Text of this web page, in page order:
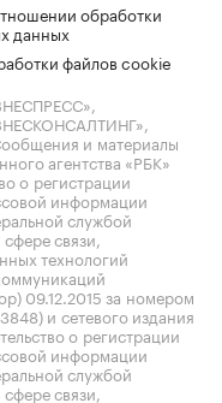
обработки
данных
файлов cookie
и материалы
агентства «РБК»
о регистрации
информации
службой
связи,
технологий
09.12.2015 за номером
и сетевого издания
о регистрации
информации
службой
связи,